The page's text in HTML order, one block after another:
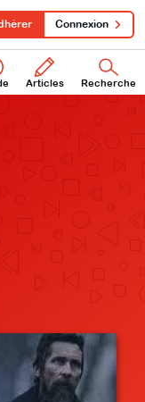
Articles Recherche
Connexion